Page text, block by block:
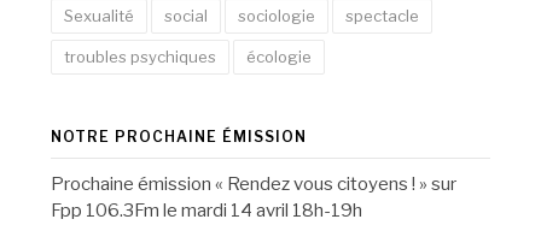
Sexualité social sociologie spectacle
troubles psychiques écologie
NOTRE PROCHAINE ÉMISSION
Prochaine émission « Rendez vous citoyens ! » sur
Fpp 106.3Fm le mardi 14 avril 18h-19h